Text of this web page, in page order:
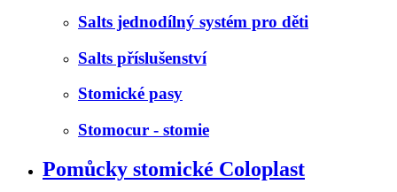
Salts jednodílný systém pro děti
Salts příslušenství
Stomické pasy
Stomocur - stomie
Pomůcky stomické Coloplast